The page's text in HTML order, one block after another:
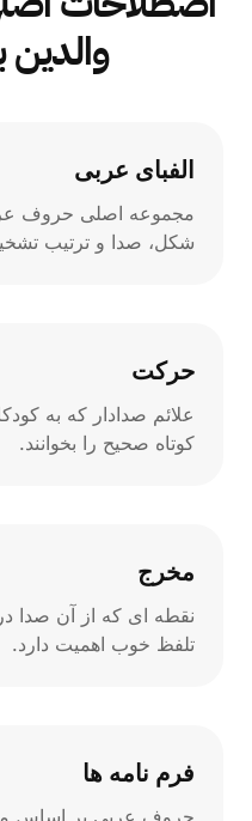
والدین
الفبای عربی
مجموعه اصلی حروف
شکل، صدا و ترتیب
حرکت
علائم صدادار که به
کوتاه صحیح را بخوانند.
مخرج
نقطه ای که از آن صدا
تلفظ خوب اهمیت دارد.
فرم نامه ها
حروف عربی بر اساس